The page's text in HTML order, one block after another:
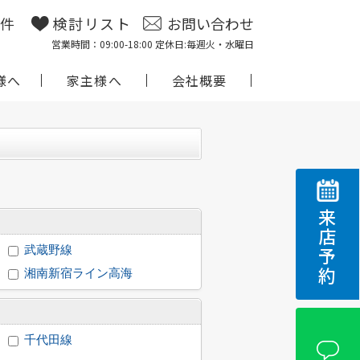
検討リスト お問い合わせ
営業時間：09:00-18:00 定休日:毎週火・水曜日
へ 家主様へ 会社概要
来店予約
武蔵野線
湘南新宿ライン高海
千代田線